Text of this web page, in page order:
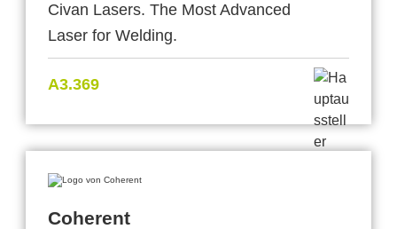
Civan Lasers. The Most Advanced
Laser for Welding.
A3.369
Coherent